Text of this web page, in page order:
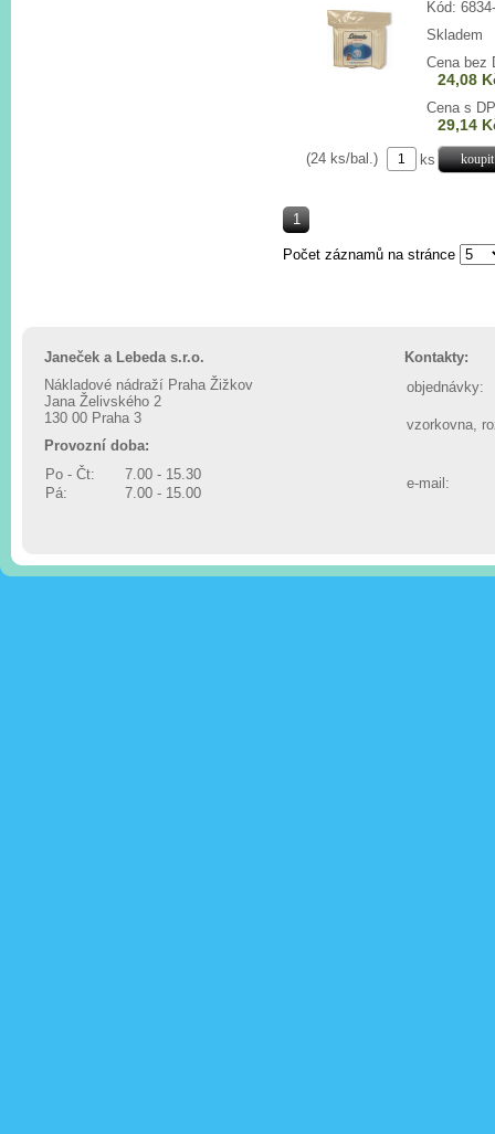
Kód:
Skladem
Cena bez
24,08
Cena s
29,14
(24 ks/bal.) ks
1
Počet záznamů na stránce
Janeček a Lebeda s.r.o.
Nákladové nádraží Praha Žižkov
Jana Želivského 2
130 00 Praha 3
Provozní doba:
Po - Čt:
7.00 - 15.30
Pá:
7.00 - 15.00
Kontakty:
objednávky:
vzorkovna,
e-mail: